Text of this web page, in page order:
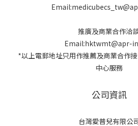
推廣及商業合作洽
Email:hktwmt@apr-
*以上電郵地址只用作推薦及商業合作
中心服務
公司資訊
台灣愛普兒有限公